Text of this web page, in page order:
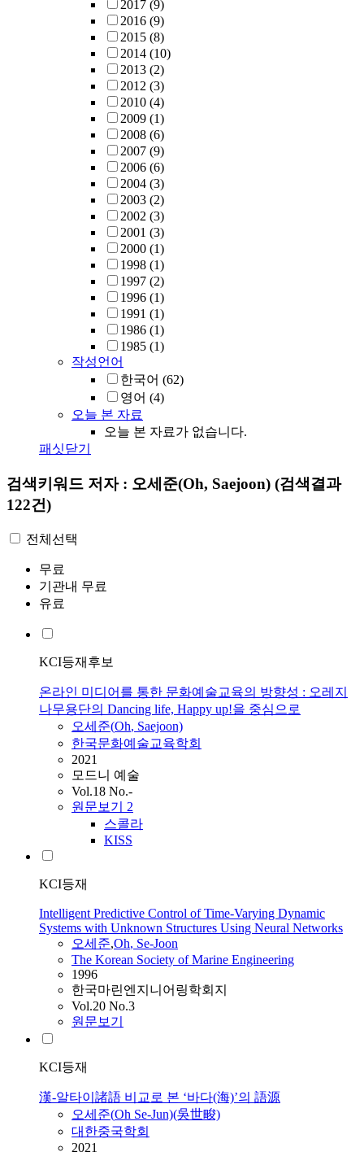
2017 (9)
2016 (9)
2015 (8)
2014 (10)
2013 (2)
2012 (3)
2010 (4)
2009 (1)
2008 (6)
2007 (9)
2006 (6)
2004 (3)
2003 (2)
2002 (3)
2001 (3)
2000 (1)
1998 (1)
1997 (2)
1996 (1)
1991 (1)
1986 (1)
1985 (1)
작성언어
한국어 (62)
영어 (4)
오늘 본 자료
오늘 본 자료가 없습니다.
패싯닫기
검색키워드 저자 : 오세준(Oh, Saejoon) (검색결과
122건)
전체선택
무료
기관내 무료
유료
KCI등재후보
온라인 미디어를 통한 문화예술교육의 방향성 : 오레지
나무용단의 Dancing life, Happy up!을 중심으로
오세준(Oh, Saejoon)
한국문화예술교육학회
2021
모드니 예술
Vol.18 No.-
원문보기 2
스콜라
KISS
KCI등재
Intelligent Predictive Control of Time-Varying Dynamic
Systems with Unknown Structures Using Neural Networks
오세준,Oh, Se-Joon
The Korean Society of Marine Engineering
1996
한국마린엔지니어링학회지
Vol.20 No.3
원문보기
KCI등재
漢-알타이諸語 비교로 본 ‘바다(海)’의 語源
오세준(Oh Se-Jun)(吳世畯)
대한중국학회
2021